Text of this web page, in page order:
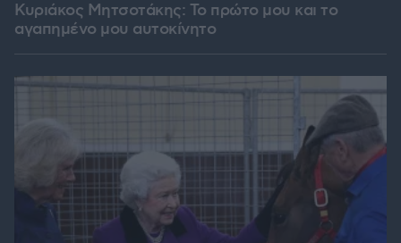
Κυριάκος Μητσοτάκης: Το πρώτο μου και το
αγαπημένο μου αυτοκίνητο